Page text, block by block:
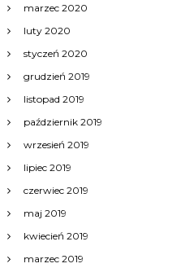
marzec 2020
luty 2020
styczeń 2020
grudzień 2019
listopad 2019
październik 2019
wrzesień 2019
lipiec 2019
czerwiec 2019
maj 2019
kwiecień 2019
marzec 2019